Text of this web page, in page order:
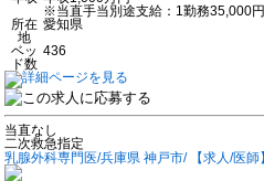
※当直手当別途支給：1勤務35,000円
所在
地
愛知県
ベッ
ド数
436
当直なし
二次救急指定
乳腺外科専門医/兵庫県 神戸市/ 【求人/医